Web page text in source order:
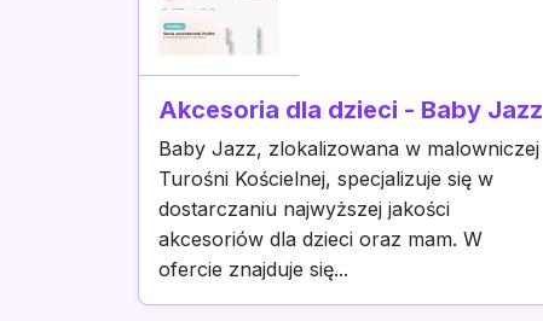
Akcesoria dla dzieci - Baby Jazz
Baby Jazz, zlokalizowana w malowniczej
Turośni Kościelnej, specjalizuje się w
dostarczaniu najwyższej jakości
akcesoriów dla dzieci oraz mam. W
ofercie znajduje się...